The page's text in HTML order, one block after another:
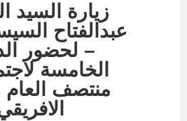
زيارة السيد
عبدالفتاح
– لحضور
الخامسة
منتصف العام